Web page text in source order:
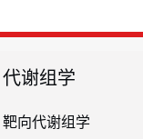
代谢组学
靶向代谢组学